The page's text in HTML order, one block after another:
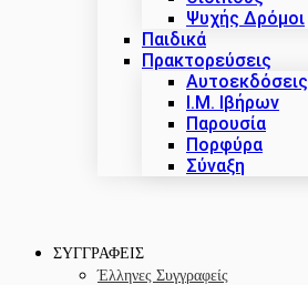
Ψυχής Δρόμοι
Παιδικά
Πρακτoρεύσεις
Αυτοεκδόσεις
Ι.Μ. Ιβήρων
Παρουσία
Πορφύρα
Σύναξη
ΣΥΓΓΡΑΦΕΙΣ
Έλληνες Συγγραφείς